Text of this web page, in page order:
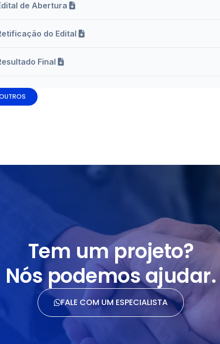
de Abertura
do Edital
Final
Tem um projeto?
Nós podemos ajudar.
FALE COM UM ESPECIALISTA